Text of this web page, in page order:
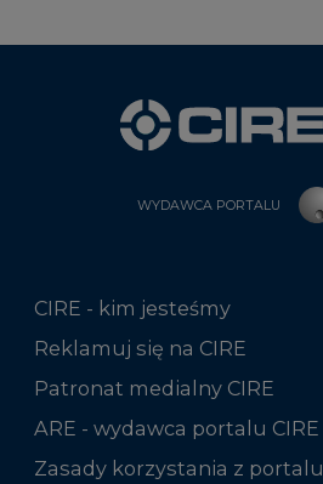
WYDAWCA PORTALU
CIRE - kim jesteśmy
Reklamuj się na CIRE
Patronat medialny CIRE
ARE - wydawca portalu CIRE
Zasady korzystania z portalu